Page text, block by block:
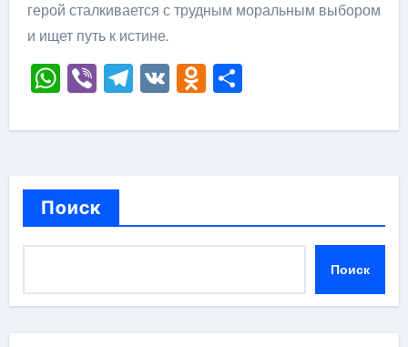
герой сталкивается с трудным моральным выбором
и ищет путь к истине.
WhatsApp
ViberTelegram
VKOdnoklassniki
Отправить
Поиск
Поиск